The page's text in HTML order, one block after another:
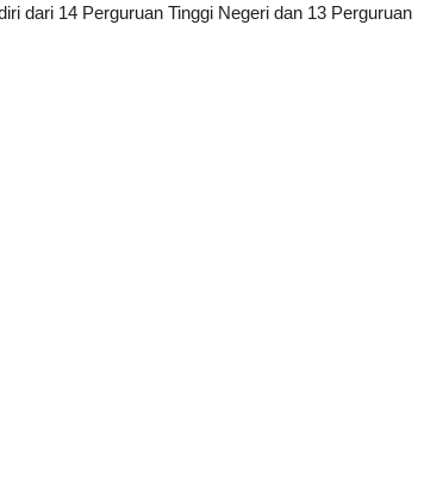
dari 14 Perguruan Tinggi Negeri dan 13 Perguruan